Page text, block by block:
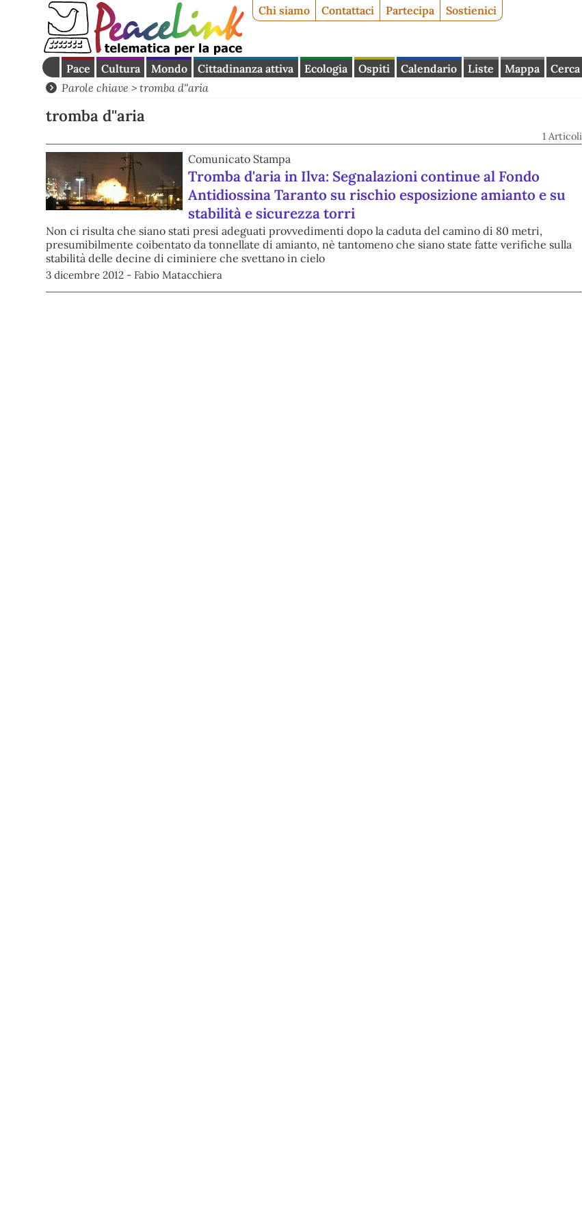
Chi siamo Contattaci Partecipa Sostienici
Pace Cultura Mondo Cittadinanza attiva Ecologia Ospiti Calendario Liste Mappa Cerca
Parole chiave > tromba d''aria
tromba d''aria
1 Articoli
Comunicato Stampa
Tromba d'aria in Ilva: Segnalazioni continue al Fondo
Antidiossina Taranto su rischio esposizione amianto e su
stabilità e sicurezza torri
Non ci risulta che siano stati presi adeguati provvedimenti dopo la caduta del camino di 80 metri,
presumibilmente coibentato da tonnellate di amianto, nè tantomeno che siano state fatte verifiche sulla
stabilità delle decine di ciminiere che svettano in cielo
3 dicembre 2012 - Fabio Matacchiera